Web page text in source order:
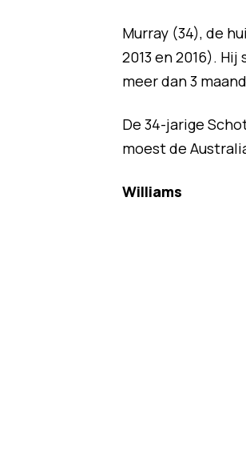
Murray (34), de
2013 en 2016).
meer dan 3
De 34-jarige
moest de
Williams